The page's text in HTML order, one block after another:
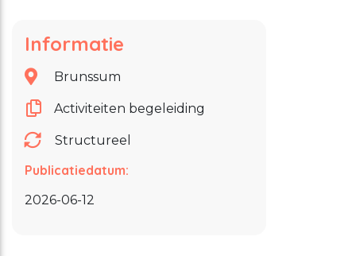
Informatie
Brunssum
Activiteiten begeleiding
Structureel
Publicatiedatum:
2026-06-12